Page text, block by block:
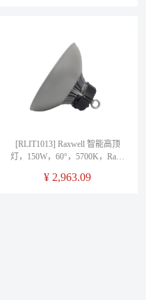
[RLIT1013] Raxwell 智能高顶
灯，150W，60°，5700K，Ra＞
¥ 2,963.09